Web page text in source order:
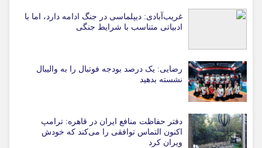
غریب‌آبادی: دیپلماسی در جنگ ادامه دارد، اما با
ادبیاتی متناسب با شرایط جنگی
رضایی: یک درصد بودجه فوتبال را به والیبال
نشسته بدهید
دفتر حفاظت منافع ایران در قاهره: ترامپ
اکنون التماس توافقی را می‌کند که خودش
ویران کرد